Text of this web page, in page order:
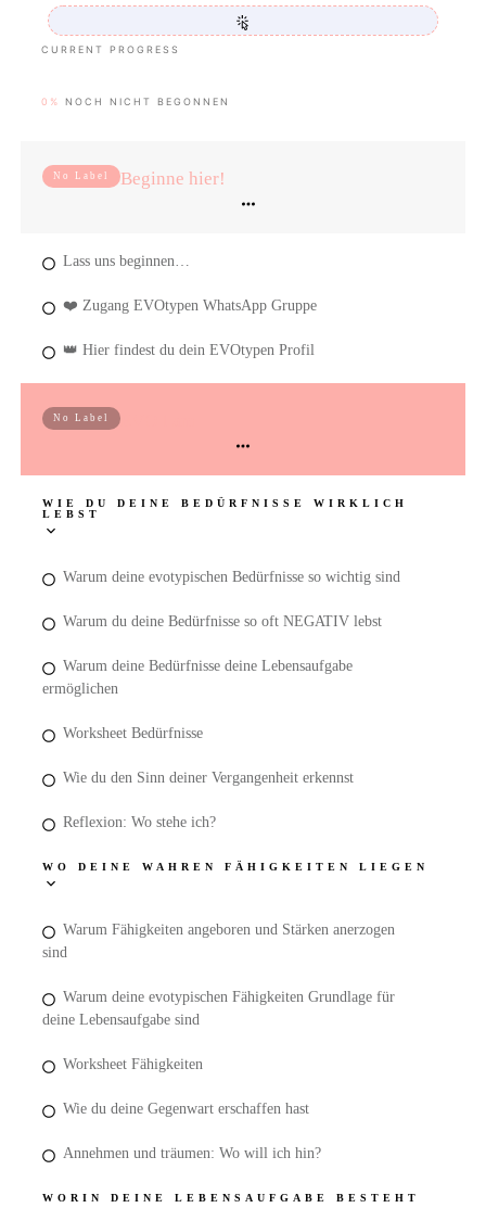
CURRENT PROGRESS
0% NOCH NICHT BEGONNEN
No Label Beginne hier!
Lass uns beginnen…
❤️ Zugang EVOtypen WhatsApp Gruppe
👑 Hier findest du dein EVOtypen Profil
No Label
WIE DU DEINE BEDÜRFNISSE WIRKLICH
LEBST
Warum deine evotypischen Bedürfnisse so wichtig sind
Warum du deine Bedürfnisse so oft NEGATIV lebst
Warum deine Bedürfnisse deine Lebensaufgabe
ermöglichen
Worksheet Bedürfnisse
Wie du den Sinn deiner Vergangenheit erkennst
Reflexion: Wo stehe ich?
WO DEINE WAHREN FÄHIGKEITEN LIEGEN
Warum Fähigkeiten angeboren und Stärken anerzogen
sind
Warum deine evotypischen Fähigkeiten Grundlage für
deine Lebensaufgabe sind
Worksheet Fähigkeiten
Wie du deine Gegenwart erschaffen hast
Annehmen und träumen: Wo will ich hin?
WORIN DEINE LEBENSAUFGABE BESTEHT